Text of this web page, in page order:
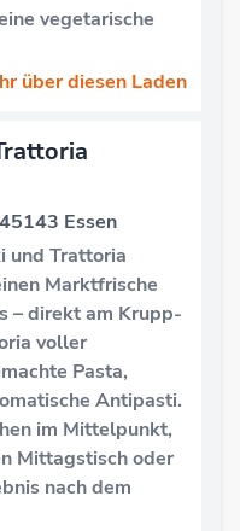
vegetarische
über diesen Laden
Essen
und Trattoria
Marktfrische
– direkt am Krupp-
voller
Pasta,
Antipasti.
im Mittelpunkt,
Mittagstisch oder
nach dem